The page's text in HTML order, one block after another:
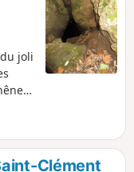
joli
le
Clément